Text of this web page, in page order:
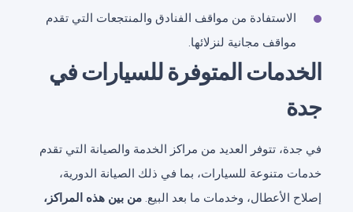
الاستفادة من مواقف الفنادق والمنتجعات التي تقدم
مواقف مجانية لنزلائها.
الخدمات المتوفرة للسيارات في
جدة
في جدة، تتوفر العديد من مراكز الخدمة والصيانة التي تقدم
خدمات متنوعة للسيارات، بما في ذلك الصيانة الدورية،
إصلاح الأعطال، وخدمات ما بعد البيع. من بين هذه المراكز،